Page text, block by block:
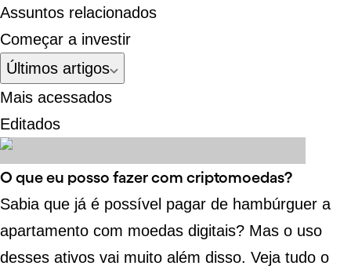
Assuntos relacionados
Começar a investir
Últimos artigos
Mais acessados
Editados
O que eu posso fazer com criptomoedas?
Sabia que já é possível pagar de hambúrguer a
apartamento com moedas digitais? Mas o uso
desses ativos vai muito além disso. Veja tudo o